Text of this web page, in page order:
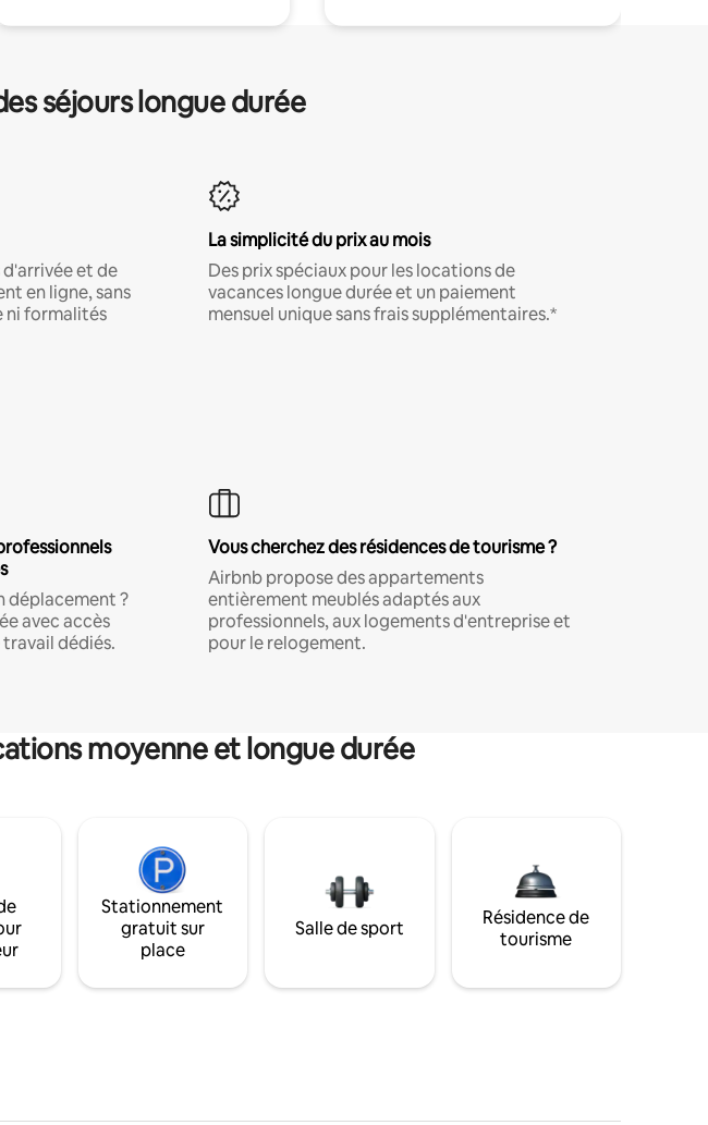
séjours longue durée
d'arrivée et de
en ligne, sans
ni formalités
La simplicité du prix au mois
Des prix spéciaux pour les locations de
vacances longue durée et un paiement
mensuel unique sans frais supplémentaires.*
déplacement ?
avec accès
dédiés.
Vous cherchez des résidences de tourisme ?
Airbnb propose des appartements
entièrement meublés adaptés aux
professionnels, aux logements d'entreprise et
pour le relogement.
moyenne et longue durée
Stationnement
gratuit sur
place
Salle de sport
Résidence de
tourisme